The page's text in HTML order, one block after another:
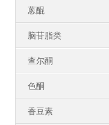
蒽醌
脑苷脂类
查尔酮
色酮
香豆素